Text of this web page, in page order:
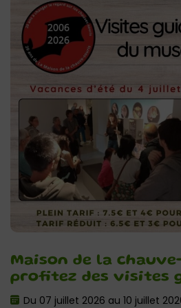
Maison de la
profitez des visites
Du 07 juillet 2026 au 10 juillet